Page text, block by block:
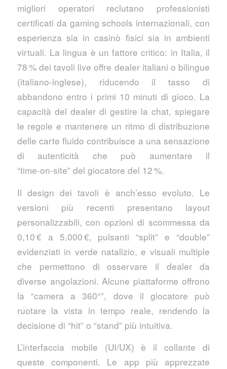
migliori operatori reclutano professionisti
certificati da gaming schools internazionali, con
esperienza sia in casinò fisici sia in ambienti
virtuali. La lingua è un fattore critico: in Italia, il
78 % dei tavoli live offre dealer italiani o bilingue
(italiano‑inglese), riducendo il tasso di
abbandono entro i primi 10 minuti di gioco. La
capacità del dealer di gestire la chat, spiegare
le regole e mantenere un ritmo di distribuzione
delle carte fluido contribuisce a una sensazione
di autenticità che può aumentare il
“time‑on‑site” del giocatore del 12 %.
Il design dei tavoli è anch’esso evoluto. Le
versioni più recenti presentano layout
personalizzabili, con opzioni di scommessa da
0,10 € a 5.000 €, pulsanti “split” e “double”
evidenziati in verde natalizio, e visuali multiple
che permettono di osservare il dealer da
diverse angolazioni. Alcune piattaforme offrono
la “camera a 360°”, dove il giocatore può
ruotare la vista in tempo reale, rendendo la
decisione di “hit” o “stand” più intuitiva.
L’interfaccia mobile (UI/UX) è il collante di
queste componenti. Le app più apprezzate